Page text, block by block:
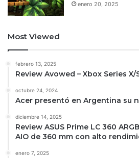
enero 20, 2025
Most Viewed
febrero 13, 2025
Review Avowed – Xbox Series X/
octubre 24, 2024
Acer presentó en Argentina su
diciembre 14, 2025
Review ASUS Prime LC 360
AIO de 360 mm con alto
enero 7, 2025